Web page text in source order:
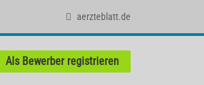
aerzteblatt.de
Als Bewerber registrieren